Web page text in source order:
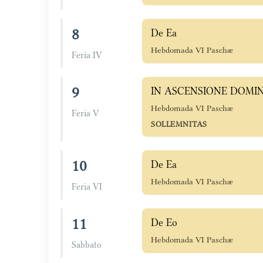
8
Feria IV
De Ea
Hebdomada VI Paschæ
9
Feria V
IN ASCENSIONE
Hebdomada VI Paschæ
SOLLEMNITAS
10
Feria VI
De Ea
Hebdomada VI Paschæ
11
Sabbato
De Eo
Hebdomada VI Paschæ